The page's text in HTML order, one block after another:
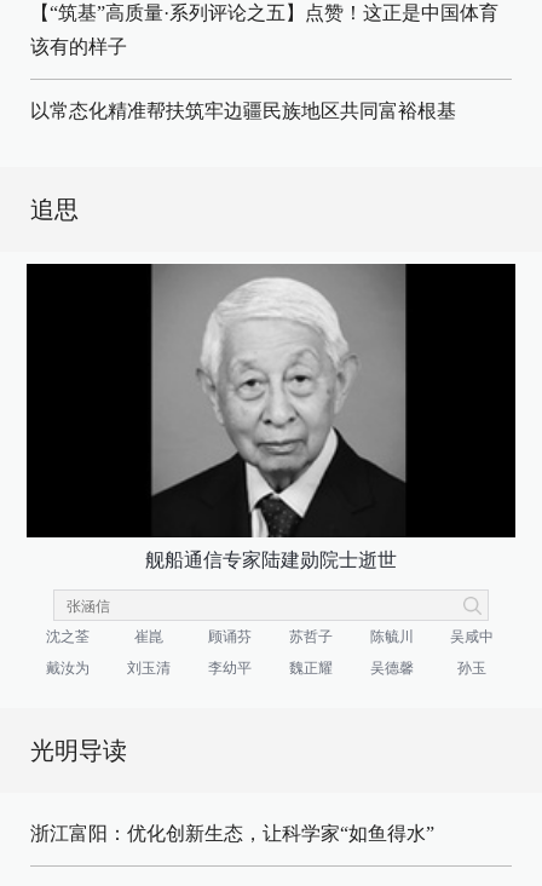
【“筑基”高质量·系列评论之五】点赞！这正是中国体育
该有的样子
以常态化精准帮扶筑牢边疆民族地区共同富裕根基
追思
舰船通信专家陆建勋院士逝世
沈之荃 崔崑 顾诵芬 苏哲子 陈毓川
吴咸中
戴汝为
刘玉清 李幼平 魏正耀 吴德馨 孙玉
光明导读
浙江富阳：优化创新生态，让科学家“如鱼得水”